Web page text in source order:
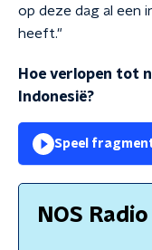
op deze dag al een
heeft."
Hoe verlopen tot
Indonesië?
Speel
NOS